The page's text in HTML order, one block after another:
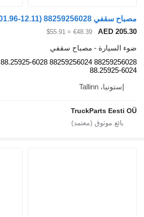
€48.39
≈ $55.91
- مصباح سقفي
88259256028 88259256024 88.25925-6028
غاز